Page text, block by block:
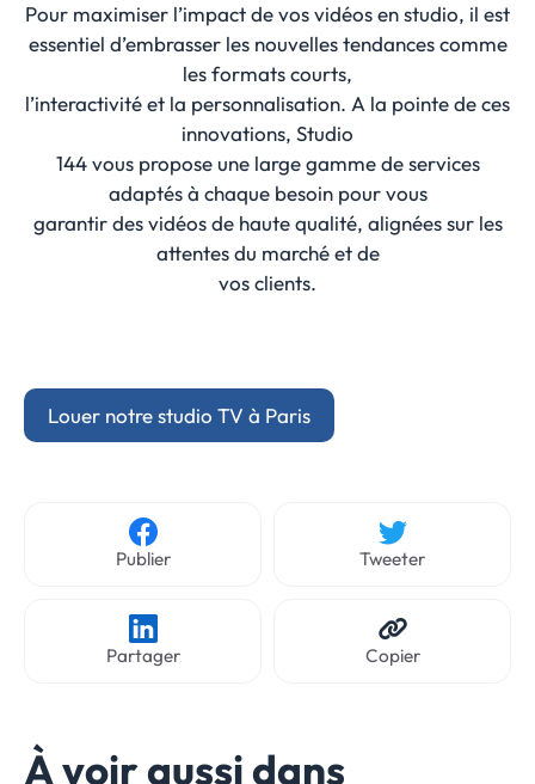
Pour maximiser l’impact de vos vidéos en studio, il est
essentiel d’embrasser les nouvelles tendances comme
les formats courts,
l’interactivité et la personnalisation. A la pointe de ces
innovations, Studio
144 vous propose une large gamme de services
adaptés à chaque besoin pour vous
garantir des vidéos de haute qualité, alignées sur les
attentes du marché et de
vos clients.
Louer notre studio TV à Paris
Publier Tweeter
Partager Copier
À voir aussi dans